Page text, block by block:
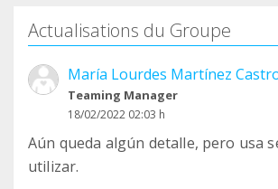
Actualisations du Groupe
María Lourdes Martínez
Teaming Manager
18/02/2022 02:03 h
Aún queda algún detalle, pero usa
utilizar.